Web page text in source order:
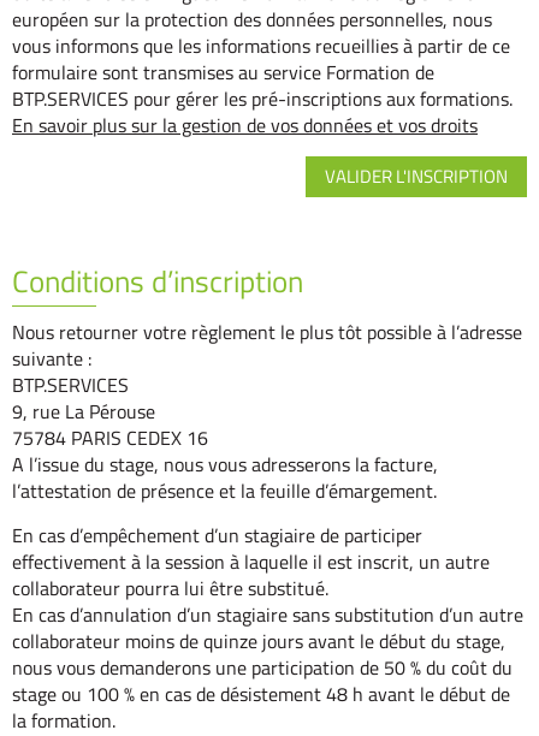
européen sur la protection des données personnelles, nous
vous informons que les informations recueillies à partir de ce
formulaire sont transmises au service Formation de
BTP.SERVICES pour gérer les pré-inscriptions aux formations.
En savoir plus sur la gestion de vos données et vos droits
Conditions d’inscription
Nous retourner votre règlement le plus tôt possible à l’adresse
suivante :
BTP.SERVICES
9, rue La Pérouse
75784 PARIS CEDEX 16
A l’issue du stage, nous vous adresserons la facture,
l’attestation de présence et la feuille d’émargement.
En cas d’empêchement d’un stagiaire de participer
effectivement à la session à laquelle il est inscrit, un autre
collaborateur pourra lui être substitué.
En cas d’annulation d’un stagiaire sans substitution d’un autre
collaborateur moins de quinze jours avant le début du stage,
nous vous demanderons une participation de 50 % du coût du
stage ou 100 % en cas de désistement 48 h avant le début de
la formation.